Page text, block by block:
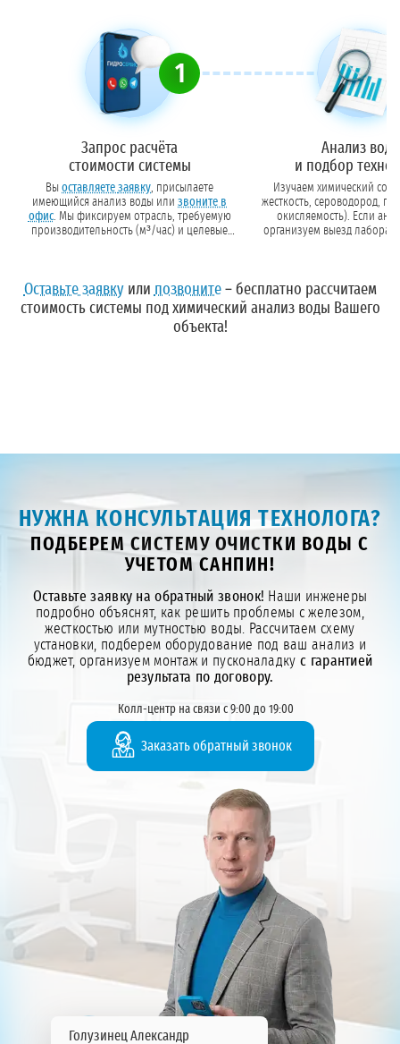
1
Запрос расчёта
стоимости системы
Вы оставляете заявку , присылаете
имеющийся анализ воды или звоните в
офис. Мы фиксируем отрасль, требуемую
производительность (м³/час) и целевые
Анализ
и подбор
Изучаем химический
жесткость, сероводород,
окисляемость). Если анализа
организуем выезд
Оставьте заявкуили позвоните– бесплатно рассчитаем
стоимость системы под химический анализ воды Вашего
объекта!
НУЖНА КОНСУЛЬТАЦИЯ ТЕХНОЛОГА?
ПОДБЕРЕМ СИСТЕМУ ОЧИСТКИ ВОДЫ С
УЧЕТОМ САНПИН!
Оставьте заявку на обратный звонок! Наши инженеры
подробно объяснят, как решить проблемы с железом,
жесткостью или мутностью воды. Рассчитаем схему
установки, подберем оборудование под ваш анализ и
бюджет, организуем монтаж и пусконаладку с гарантией
результата по договору.
Колл-центр на связи с 9:00 до 19:00
Заказать обратный звонок
Голузинец Александр